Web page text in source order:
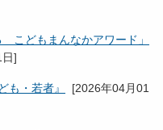
こどもまんなかアワード」
]
も・若者』 [2026年04月01